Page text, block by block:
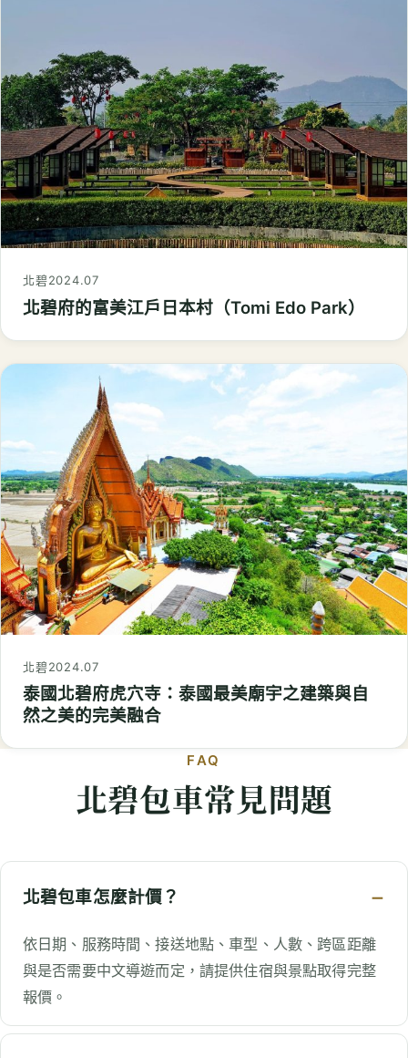
北碧2024.07
北碧府的富美江戶日本村（Tomi Edo Park）
北碧2024.07
泰國北碧府虎穴寺：泰國最美廟宇之建築與自
然之美的完美融合
FAQ
北碧包車常見問題
北碧包車怎麼計價？
依日期、服務時間、接送地點、車型、人數、跨區距離
與是否需要中文導遊而定，請提供住宿與景點取得完整
報價。